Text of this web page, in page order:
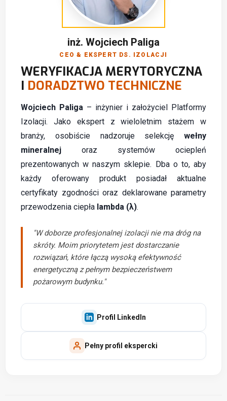
WERYFIKACJA MERYTORYCZNA
I DORADZTWO TECHNICZNE
Wojciech Paliga – inżynier i założyciel Platformy
Izolacji. Jako ekspert z wieloletnim stażem w
branży, osobiście nadzoruje selekcję wełny
mineralnej oraz systemów ociepleń
prezentowanych w naszym sklepie. Dba o to, aby
każdy oferowany produkt posiadał aktualne
certyfikaty zgodności oraz deklarowane parametry
przewodzenia ciepła lambda (λ).
"W doborze profesjonalnej izolacji nie ma dróg na
skróty. Moim priorytetem jest dostarczanie
rozwiązań, które łączą wysoką efektywność
energetyczną z pełnym bezpieczeństwem
pożarowym budynku."
Profil LinkedIn
Pełny profil ekspercki
inż. Wojciech Paliga
CEO & EKSPERT DS. IZOLACJI